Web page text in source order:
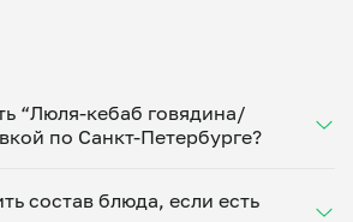
“Люля-кебаб говядина/
по Санкт-Петербурге?
— и получите свежее
состав блюда, если есть